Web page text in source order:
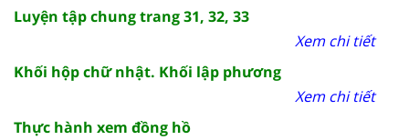
Luyện tập chung trang 31, 32, 33
Xem chi tiết
Khối hộp chữ nhật. Khối lập phương
Xem chi tiết
Thực hành xem đồng hồ